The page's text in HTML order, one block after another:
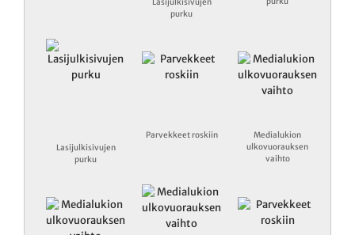
purku
Lasijulkisivujen
purku
Parvekkeet roskiin
Medialukion
ulkovuorauksen
vaihto